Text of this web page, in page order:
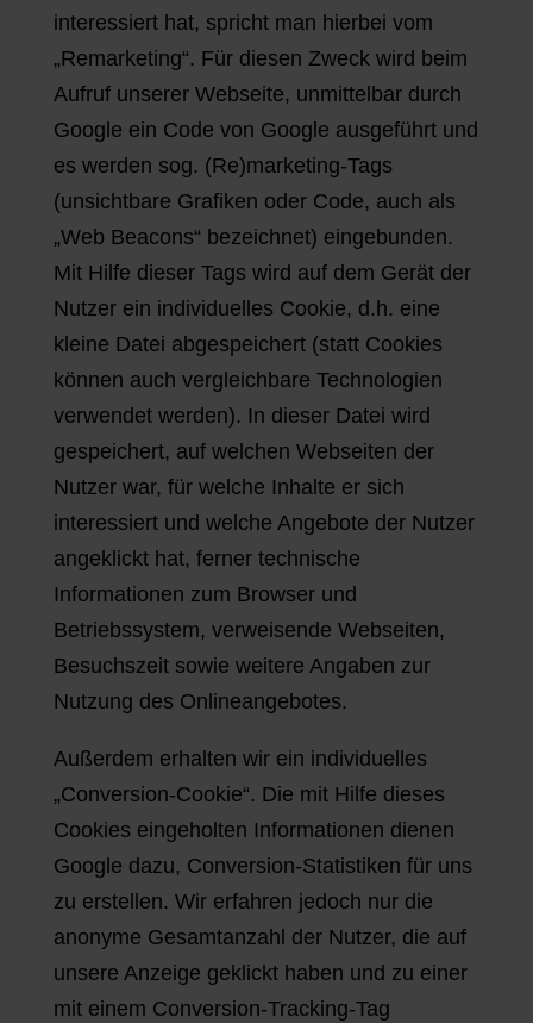
interessiert hat, spricht man hierbei vom
„Remarketing“. Für diesen Zweck wird beim
Aufruf unserer Webseite, unmittelbar durch
Google ein Code von Google ausgeführt und
es werden sog. (Re)marketing-Tags
(unsichtbare Grafiken oder Code, auch als
„Web Beacons“ bezeichnet) eingebunden.
Mit Hilfe dieser Tags wird auf dem Gerät der
Nutzer ein individuelles Cookie, d.h. eine
kleine Datei abgespeichert (statt Cookies
können auch vergleichbare Technologien
verwendet werden). In dieser Datei wird
gespeichert, auf welchen Webseiten der
Nutzer war, für welche Inhalte er sich
interessiert und welche Angebote der Nutzer
angeklickt hat, ferner technische
Informationen zum Browser und
Betriebssystem, verweisende Webseiten,
Besuchszeit sowie weitere Angaben zur
Nutzung des Onlineangebotes.
Außerdem erhalten wir ein individuelles
„Conversion-Cookie“. Die mit Hilfe dieses
Cookies eingeholten Informationen dienen
Google dazu, Conversion-Statistiken für uns
zu erstellen. Wir erfahren jedoch nur die
anonyme Gesamtanzahl der Nutzer, die auf
unsere Anzeige geklickt haben und zu einer
mit einem Conversion-Tracking-Tag